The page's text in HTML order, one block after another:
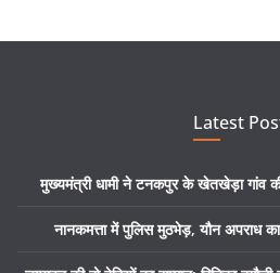
Latest
मुख्यमंत्री धामी ने टनकपुर के खेतखेड़ा गांव की
नानकमत्ता में पुलिस मुठभेड़, यौन अपराध